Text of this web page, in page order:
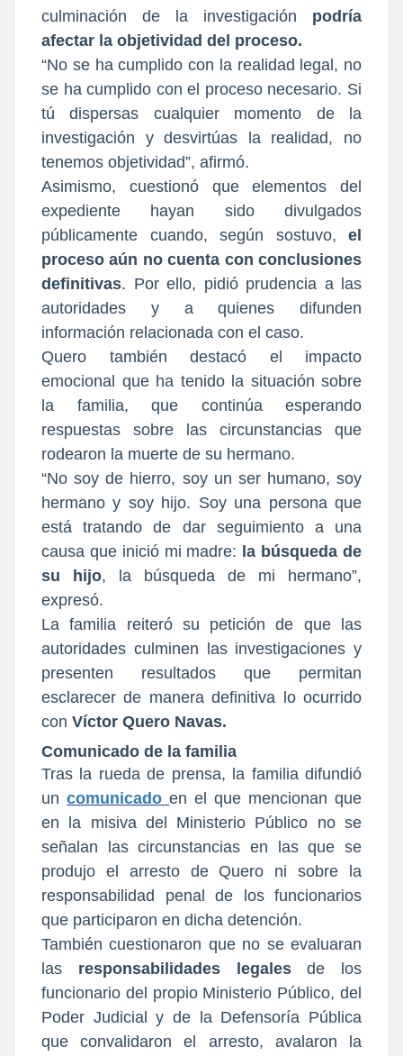
culminación de la investigación
podría
afectar la objetividad del proceso.
“No se ha cumplido con la realidad legal, no
se ha cumplido con el proceso necesario. Si
tú dispersas cualquier momento de la
investigación y desvirtúas la realidad, no
tenemos objetividad”, afirmó.
Asimismo, cuestionó que elementos del
expediente hayan sido divulgados
públicamente cuando, según sostuvo,
el
proceso aún no cuenta con conclusiones
definitivas. Por ello, pidió prudencia a las
autoridades y a quienes difunden
información relacionada con el caso.
Quero también destacó el impacto
emocional que ha tenido la situación sobre
la familia, que continúa esperando
respuestas sobre las circunstancias que
rodearon la muerte de su hermano.
“No soy de hierro, soy un ser humano, soy
hermano y soy hijo. Soy una persona que
está tratando de dar seguimiento a una
causa que inició mi madre: la búsqueda de
su hijo, la búsqueda de mi hermano”,
expresó.
La familia reiteró su petición de que las
autoridades culminen las investigaciones y
presenten resultados que permitan
esclarecer de manera definitiva lo ocurrido
con Víctor Quero Navas.
Comunicado de la familia
Tras la rueda de prensa, la familia difundió
un comunicado en el que mencionan que
en la misiva del Ministerio Público no se
señalan las circunstancias en las que se
produjo el arresto de Quero ni sobre la
responsabilidad penal de los funcionarios
que participaron en dicha detención.
También cuestionaron que no se evaluaran
las
responsabilidades legales
de los
funcionario del propio Ministerio Público, del
Poder Judicial y de la Defensoría Pública
que convalidaron el arresto, avalaron la